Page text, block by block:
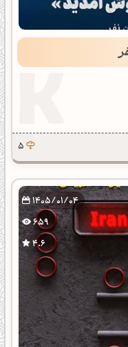
5
1405/01/04
659
4.6